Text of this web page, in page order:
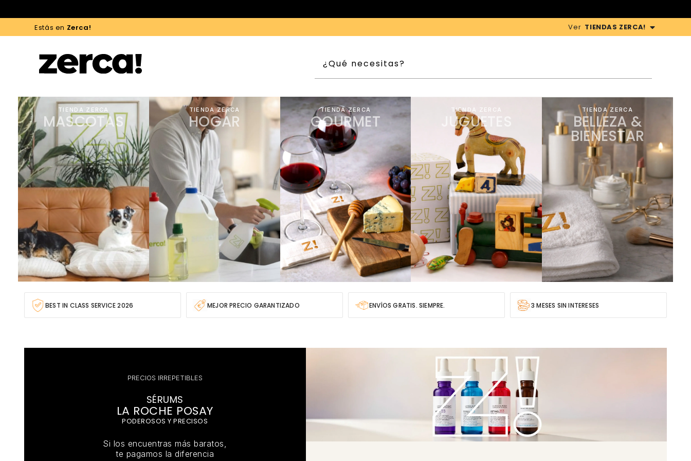
Estás en Zerca! Ver TIENDAS ZERCA!
TIENDA ZERCA
MASCOTAS
TIENDA ZERCA
HOGAR
TIENDA ZERCA
GOURMET
TIENDA ZERCA
JUGUETES
TIENDA ZERCA
BELLEZA &
BIENESTAR
BEST IN CLASS SERVICE 2026 MEJOR PRECIO GARANTIZADO ENVÍOS GRATIS. SIEMPRE. 3 MESES SIN INTERESES
PRECIOS IRREPETIBLES
SÉRUMS
LA ROCHE POSAY
PODEROSOS Y PRECISOS
Si los encuentras más baratos,
te pagamos la diferencia